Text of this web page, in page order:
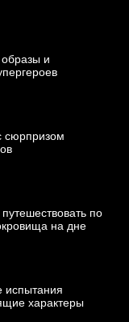
и
сюрпризом
по
на дне
испытания
характеры